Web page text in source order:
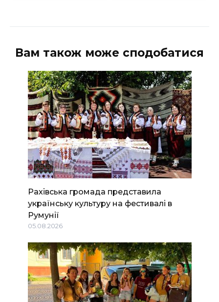
Вам також може сподобатися
Рахівська громада представила
українську культуру на фестивалі в
Румунії
05.08.2026